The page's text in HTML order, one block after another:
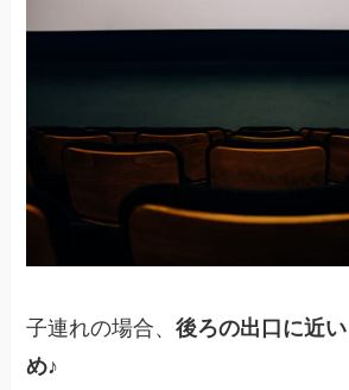
子連れの場合、後ろの出口に近
め♪